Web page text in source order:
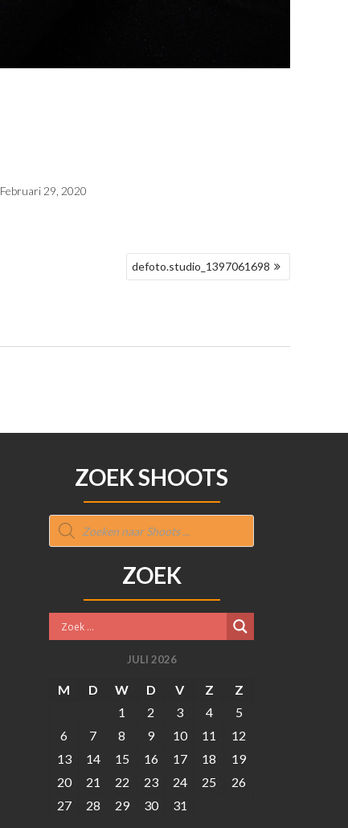
Februari 29, 2020
defoto.studio_1397061698
ZOEK SHOOTS
Producten
zoeken
ZOEK
JULI 2026
M D W D V Z
Z
1
2 3 4
5
6
7 8 9 10 11
12
13
14 15 16 17 18
19
20
21 22 23 24 25
26
27
28 29 30 31